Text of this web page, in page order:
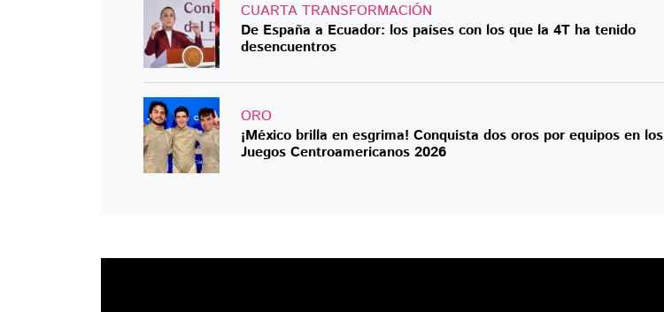
CUARTA TRANSFORMACIÓN
De España a Ecuador: los países con los que la 4T ha tenido
desencuentros
ORO
¡México brilla en esgrima! Conquista dos oros por equipos en los
Juegos Centroamericanos 2026